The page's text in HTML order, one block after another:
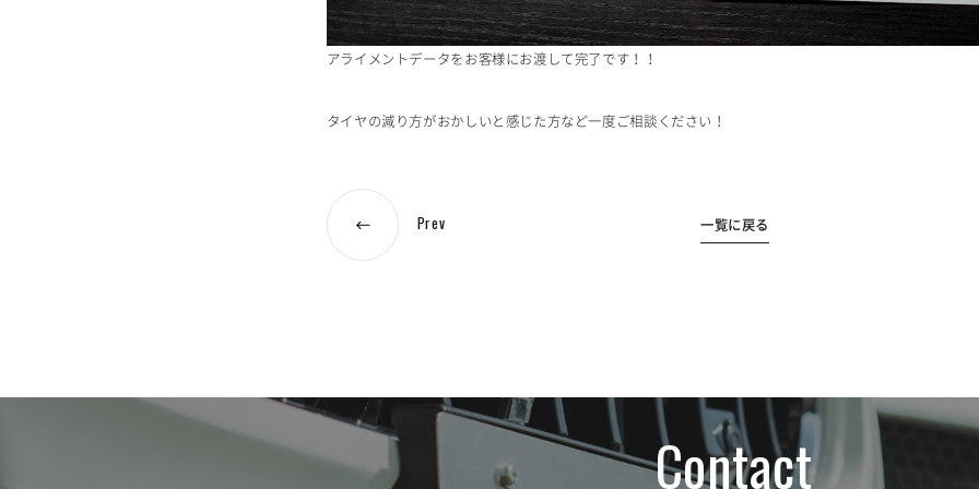
アライメントデータをお客様にお渡して完了です！！
タイヤの減り方がおかしいと感じた方など一度ご相談ください！
Prev 一覧に戻る